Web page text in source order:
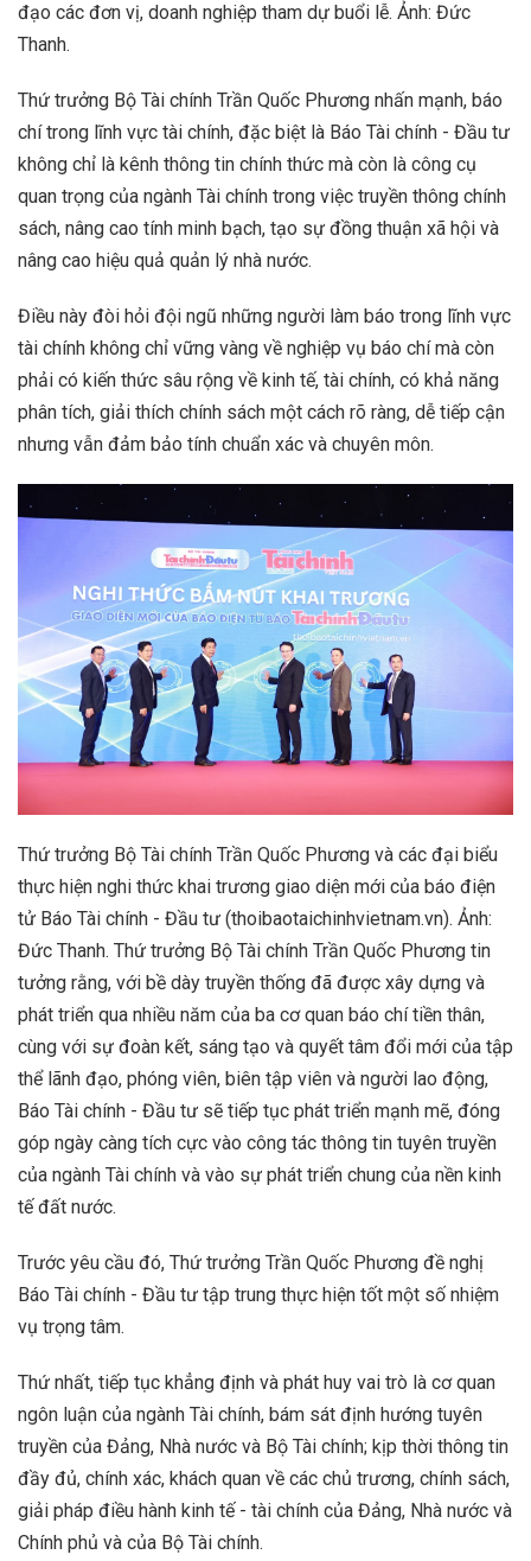
đạo các đơn vị, doanh nghiệp tham dự buổi lễ. Ảnh: Đức
Thanh.
Thứ trưởng Bộ Tài chính Trần Quốc Phương nhấn mạnh, báo
chí trong lĩnh vực tài chính, đặc biệt là Báo Tài chính - Đầu tư
không chỉ là kênh thông tin chính thức mà còn là công cụ
quan trọng của ngành Tài chính trong việc truyền thông chính
sách, nâng cao tính minh bạch, tạo sự đồng thuận xã hội và
nâng cao hiệu quả quản lý nhà nước.
Điều này đòi hỏi đội ngũ những người làm báo trong lĩnh vực
tài chính không chỉ vững vàng về nghiệp vụ báo chí mà còn
phải có kiến thức sâu rộng về kinh tế, tài chính, có khả năng
phân tích, giải thích chính sách một cách rõ ràng, dễ tiếp cận
nhưng vẫn đảm bảo tính chuẩn xác và chuyên môn.
Thứ trưởng Bộ Tài chính Trần Quốc Phương và các đại biểu
thực hiện nghi thức khai trương giao diện mới của báo điện
tử Báo Tài chính - Đầu tư (thoibaotaichinhvietnam.vn). Ảnh:
Đức Thanh. Thứ trưởng Bộ Tài chính Trần Quốc Phương tin
tưởng rằng, với bề dày truyền thống đã được xây dựng và
phát triển qua nhiều năm của ba cơ quan báo chí tiền thân,
cùng với sự đoàn kết, sáng tạo và quyết tâm đổi mới của tập
thể lãnh đạo, phóng viên, biên tập viên và người lao động,
Báo Tài chính - Đầu tư sẽ tiếp tục phát triển mạnh mẽ, đóng
góp ngày càng tích cực vào công tác thông tin tuyên truyền
của ngành Tài chính và vào sự phát triển chung của nền kinh
tế đất nước.
Trước yêu cầu đó, Thứ trưởng Trần Quốc Phương đề nghị
Báo Tài chính - Đầu tư tập trung thực hiện tốt một số nhiệm
vụ trọng tâm.
Thứ nhất, tiếp tục khẳng định và phát huy vai trò là cơ quan
ngôn luận của ngành Tài chính, bám sát định hướng tuyên
truyền của Đảng, Nhà nước và Bộ Tài chính; kịp thời thông tin
đầy đủ, chính xác, khách quan về các chủ trương, chính sách,
giải pháp điều hành kinh tế - tài chính của Đảng, Nhà nước và
Chính phủ và của Bộ Tài chính.